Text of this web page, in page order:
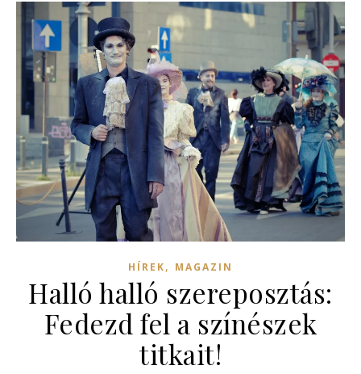
HÍREK, MAGAZIN
Halló halló szereposztás:
Fedezd fel a színészek
titkait!